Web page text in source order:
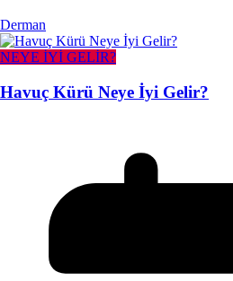
Derman
NEYE İYİ GELİR?
Havuç Kürü Neye İyi Gelir?